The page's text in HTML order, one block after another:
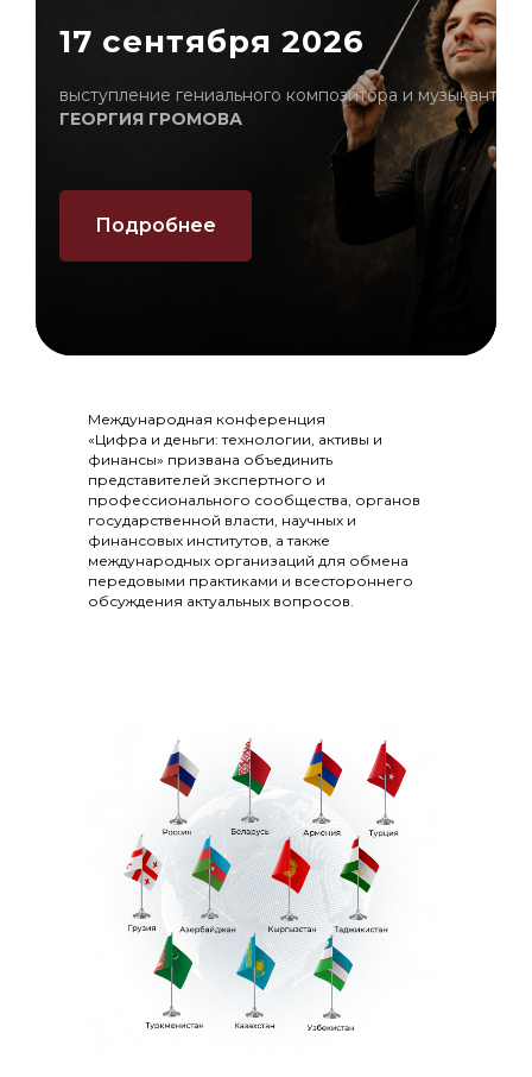
17 сентября 2026
выступление гениального композитора и музыканта
ГЕОРГИЯ ГРОМОВА
Подробнее
Международная конференция
«Цифра и деньги: технологии, активы и
финансы» призвана объединить
представителей экспертного и
профессионального сообщества, органов
государственной власти, научных и
финансовых институтов, а также
международных организаций для обмена
передовыми практиками и всестороннего
обсуждения актуальных вопросов.